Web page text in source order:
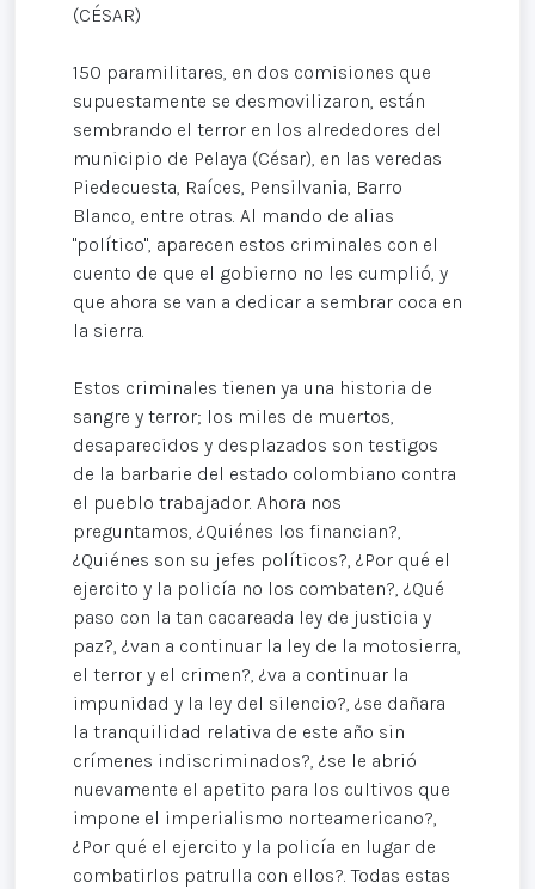
(CÉSAR)
150 paramilitares, en dos comisiones que
supuestamente se desmovilizaron, están
sembrando el terror en los alrededores del
municipio de Pelaya (César), en las veredas
Piedecuesta, Raíces, Pensilvania, Barro
Blanco, entre otras. Al mando de alias
"político", aparecen estos criminales con el
cuento de que el gobierno no les cumplió, y
que ahora se van a dedicar a sembrar coca en
la sierra.
Estos criminales tienen ya una historia de
sangre y terror; los miles de muertos,
desaparecidos y desplazados son testigos
de la barbarie del estado colombiano contra
el pueblo trabajador. Ahora nos
preguntamos, ¿Quiénes los financian?,
¿Quiénes son su jefes políticos?, ¿Por qué el
ejercito y la policía no los combaten?, ¿Qué
paso con la tan cacareada ley de justicia y
paz?, ¿van a continuar la ley de la motosierra,
el terror y el crimen?, ¿va a continuar la
impunidad y la ley del silencio?, ¿se dañara
la tranquilidad relativa de este año sin
crímenes indiscriminados?, ¿se le abrió
nuevamente el apetito para los cultivos que
impone el imperialismo norteamericano?,
¿Por qué el ejercito y la policía en lugar de
combatirlos patrulla con ellos?. Todas estas